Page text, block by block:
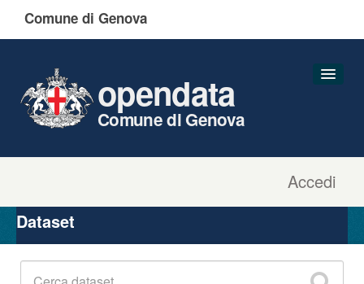
Comune di Genova
Accedi
opendata
Comune di Genova
Organizzazioni
Gruppi
Dataset